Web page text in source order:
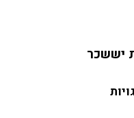
יששכר